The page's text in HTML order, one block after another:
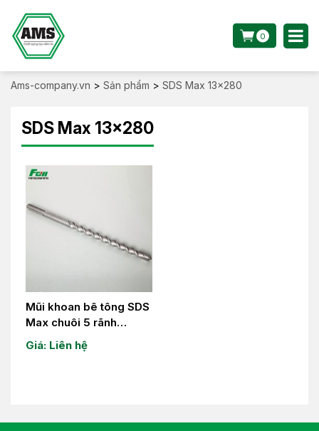
0
Ams-company.vn > Sản phẩm > SDS Max 13x280
SDS Max 13x280
Mũi khoan bê tông SDS
Max chuôi 5 rãnh
12×280-13×280-
14×280-14×340-
Giá: Liên hệ